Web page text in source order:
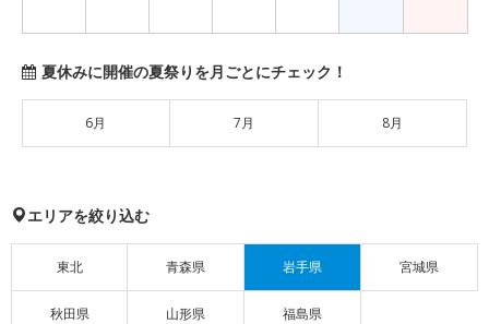
夏休みに開催の夏祭りを月ごとにチェック！
6月 7月 8月
エリアを絞り込む
東北 青森県 岩手県 宮城県
秋田県 山形県 福島県